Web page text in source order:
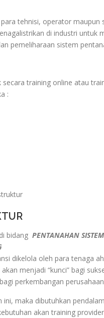
tehnisi, operator maupun
di industri untuk
pemeliharaan sistem
training online atau
:
bidang PENTANAHAN
dikelola oleh para tenaga
menjadi “kunci” bagi
perkembangan
ini, maka dibutuhkan
akan training